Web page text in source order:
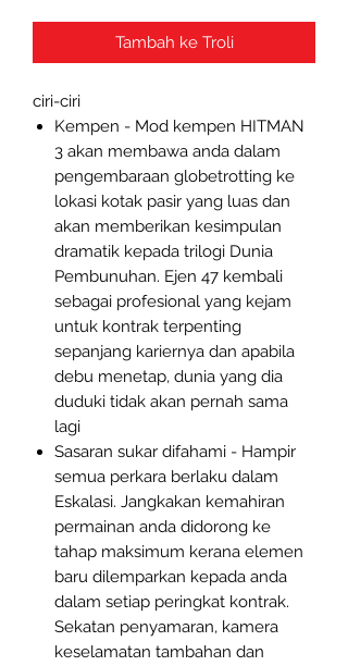
Tambah ke Troli
ciri-ciri
Kempen - Mod kempen HITMAN
3 akan membawa anda dalam
pengembaraan globetrotting ke
lokasi kotak pasir yang luas dan
akan memberikan kesimpulan
dramatik kepada trilogi Dunia
Pembunuhan. Ejen 47 kembali
sebagai profesional yang kejam
untuk kontrak terpenting
sepanjang kariernya dan apabila
debu menetap, dunia yang dia
duduki tidak akan pernah sama
lagi
Sasaran sukar difahami - Hampir
semua perkara berlaku dalam
Eskalasi. Jangkakan kemahiran
permainan anda didorong ke
tahap maksimum kerana elemen
baru dilemparkan kepada anda
dalam setiap peringkat kontrak.
Sekatan penyamaran, kamera
keselamatan tambahan dan